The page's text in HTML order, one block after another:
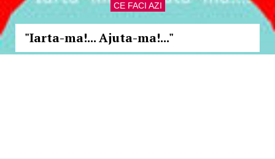
CE FACI AZI
"Iarta-ma!... Ajuta-ma!..."